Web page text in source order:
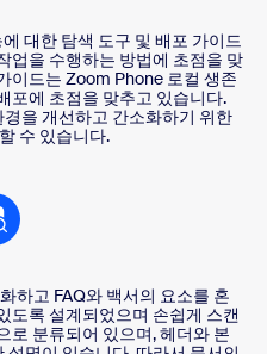
대한 탐색 도구 및 배포 가이드
업을 수행하는 방법에 초점을 맞
이드는 Zoom Phone 로컬 생존
포에 초점을 맞추고 있습니다.
을 개선하고 간소화하기 위한
수 있습니다.
하고 FAQ와 백서의 요소를 혼
도록 설계되었으며 손쉽게 스캔
로 분류되어 있으며, 헤더와 본